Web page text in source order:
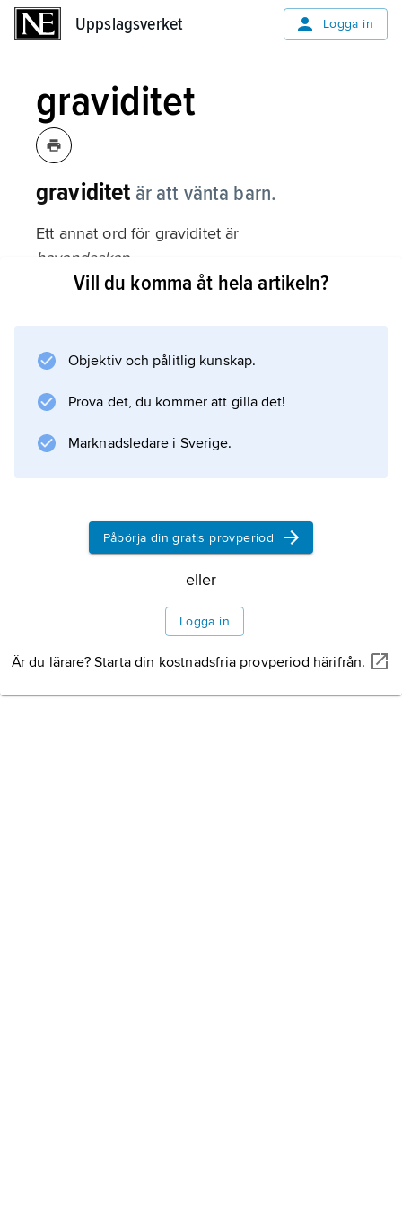
Uppslagsverket Logga in
graviditet
graviditet är att vänta barn.
Ett annat ord för graviditet är
havandeskap
Fosterutvecklingen
Förlossningen
Information om artikeln
Vill du komma åt hela artikeln?
Objektiv och pålitlig kunskap.
Prova det, du kommer att gilla det!
Marknadsledare i Sverige.
Påbörja din gratis provperiod
eller
Logga in
Är du lärare? Starta din kostnadsfria provperiod härifrån.